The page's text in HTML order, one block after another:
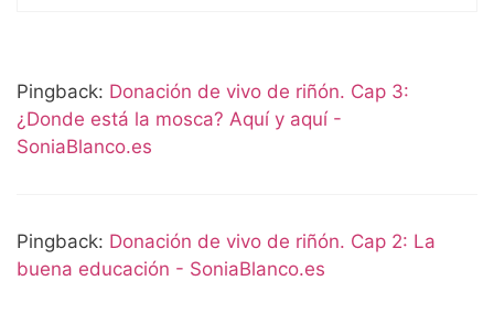
Pingback: Donación de vivo de riñón. Cap 3:
¿Donde está la mosca? Aquí y aquí -
SoniaBlanco.es
Pingback: Donación de vivo de riñón. Cap 2: La
buena educación - SoniaBlanco.es